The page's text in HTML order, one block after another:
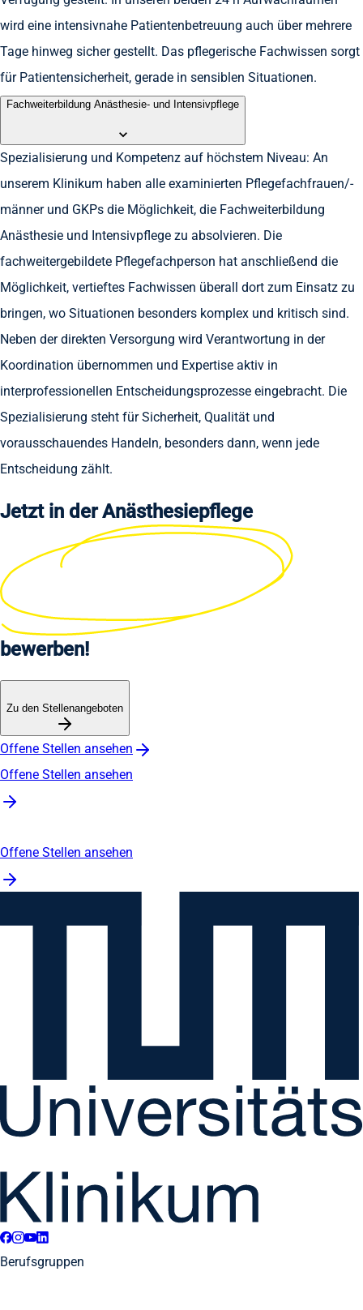
wird eine intensivnahe Patientenbetreuung auch über mehrere
Tage hinweg sicher gestellt. Das pflegerische Fachwissen sorgt
für Patientensicherheit, gerade in sensiblen Situationen.
Fachweiterbildung Anästhesie- und Intensivpflege
Spezialisierung und Kompetenz auf höchstem Niveau: An
unserem Klinikum haben alle examinierten Pflegefachfrauen/-
männer und GKPs die Möglichkeit, die Fachweiterbildung
Anästhesie und Intensivpflege zu absolvieren. Die
fachweitergebildete Pflegefachperson hat anschließend die
Möglichkeit, vertieftes Fachwissen überall dort zum Einsatz zu
bringen, wo Situationen besonders komplex und kritisch sind.
Neben der direkten Versorgung wird Verantwortung in der
Koordination übernommen und Expertise aktiv in
interprofessionellen Entscheidungsprozesse eingebracht. Die
Spezialisierung steht für Sicherheit, Qualität und
vorausschauendes Handeln, besonders dann, wenn jede
Entscheidung zählt.
Jetzt in derAnästhesiepflege
bewerben!
Zu den Stellenangeboten
Offene Stellen ansehen
Offene Stellen ansehen
Offene Stellen ansehen
Berufsgruppen